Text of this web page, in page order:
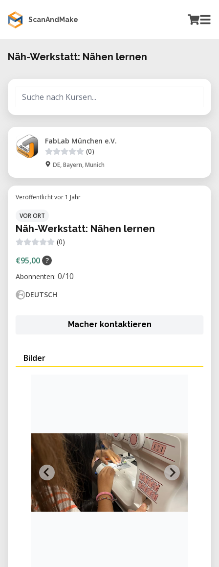
ScanAndMake
Näh-Werkstatt: Nähen lernen
FabLab München e.V.
(0)
DE, Bayern, Munich
Veröffentlicht vor 1 Jahr
VOR ORT
Näh-Werkstatt: Nähen lernen
(0)
€95,00 ?
Abonnenten: 0/10
DEUTSCH
Macher kontaktieren
Bilder